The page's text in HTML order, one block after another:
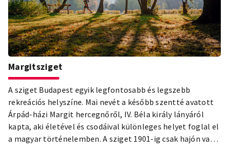
Margitsziget
A sziget Budapest egyik legfontosabb és legszebb
rekreációs helyszíne. Mai nevét a később szentté avatott
Árpád-házi Margit hercegnőről, IV. Béla király lányáról
kapta, aki életével és csodáival különleges helyet foglal el
a magyar történelemben. A sziget 1901-ig csak hajón vagy